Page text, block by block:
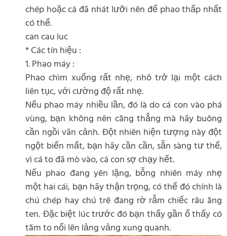
chép hoặc cá đã nhát lưỡi nên để phao thấp nhất
có thể.
can cau luc
* Các tín hiệu :
1. Phao máy :
Phao chìm xuống rất nhẹ, nhô trở lại một cách
liên tục, với cường độ rất nhẹ.
Nếu phao máy nhiều lần, đó là do cá con vào phá
vùng, bạn không nên căng thẳng mà hãy buông
cần ngồi vãn cảnh. Đột nhiên hiện tượng này đột
ngột biến mất, bạn hãy cần cần, sẵn sàng tư thế,
vì cá to đã mò vào, cá con sợ chạy hết.
Nếu phao đang yên lặng, bỗng nhiên máy nhẹ
một hai cái, bạn hãy thận trọng, có thể đó chính là
chú chép hay chú trê đang rờ rẫm chiếc râu ăng
ten. Đặc biệt lúc trước đó bạn thấy gần ổ thấy có
tăm to nổi lên lảng vảng xung quanh.